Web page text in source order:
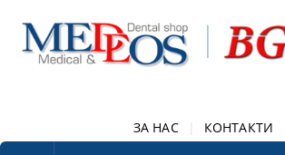
ЗА НАС КОНТАКТИ